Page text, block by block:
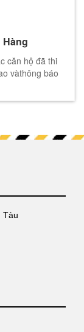
Hàng
căn hộ đã thi
vàthông báo
Tàu